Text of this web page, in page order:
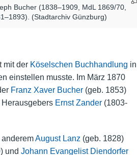
Bucher (1838–1909, MdL 1869/70,
(Stadtarchiv Günzburg)
mit der Köselschen Buchhandlung in
einstellen musste. Im März 1870
Franz Xaver Bucher(geb. 1853)
Ernst Zander(1803-
August Lanz (geb. 1828)
und Johann Evangelist Diendorfer